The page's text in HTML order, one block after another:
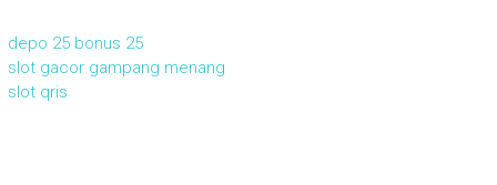
depo 25 bonus 25
slot gacor gampang menang
slot qris